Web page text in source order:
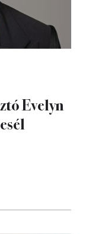
Evelyn